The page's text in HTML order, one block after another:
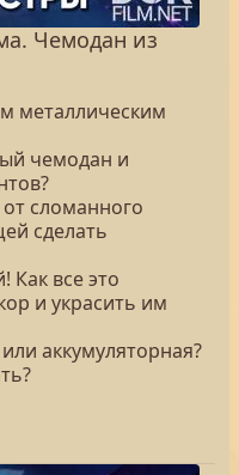
Чемодан из
металлическим
чемодан и
сломанного
сделать
Как все это
и украсить им
аккумуляторная?